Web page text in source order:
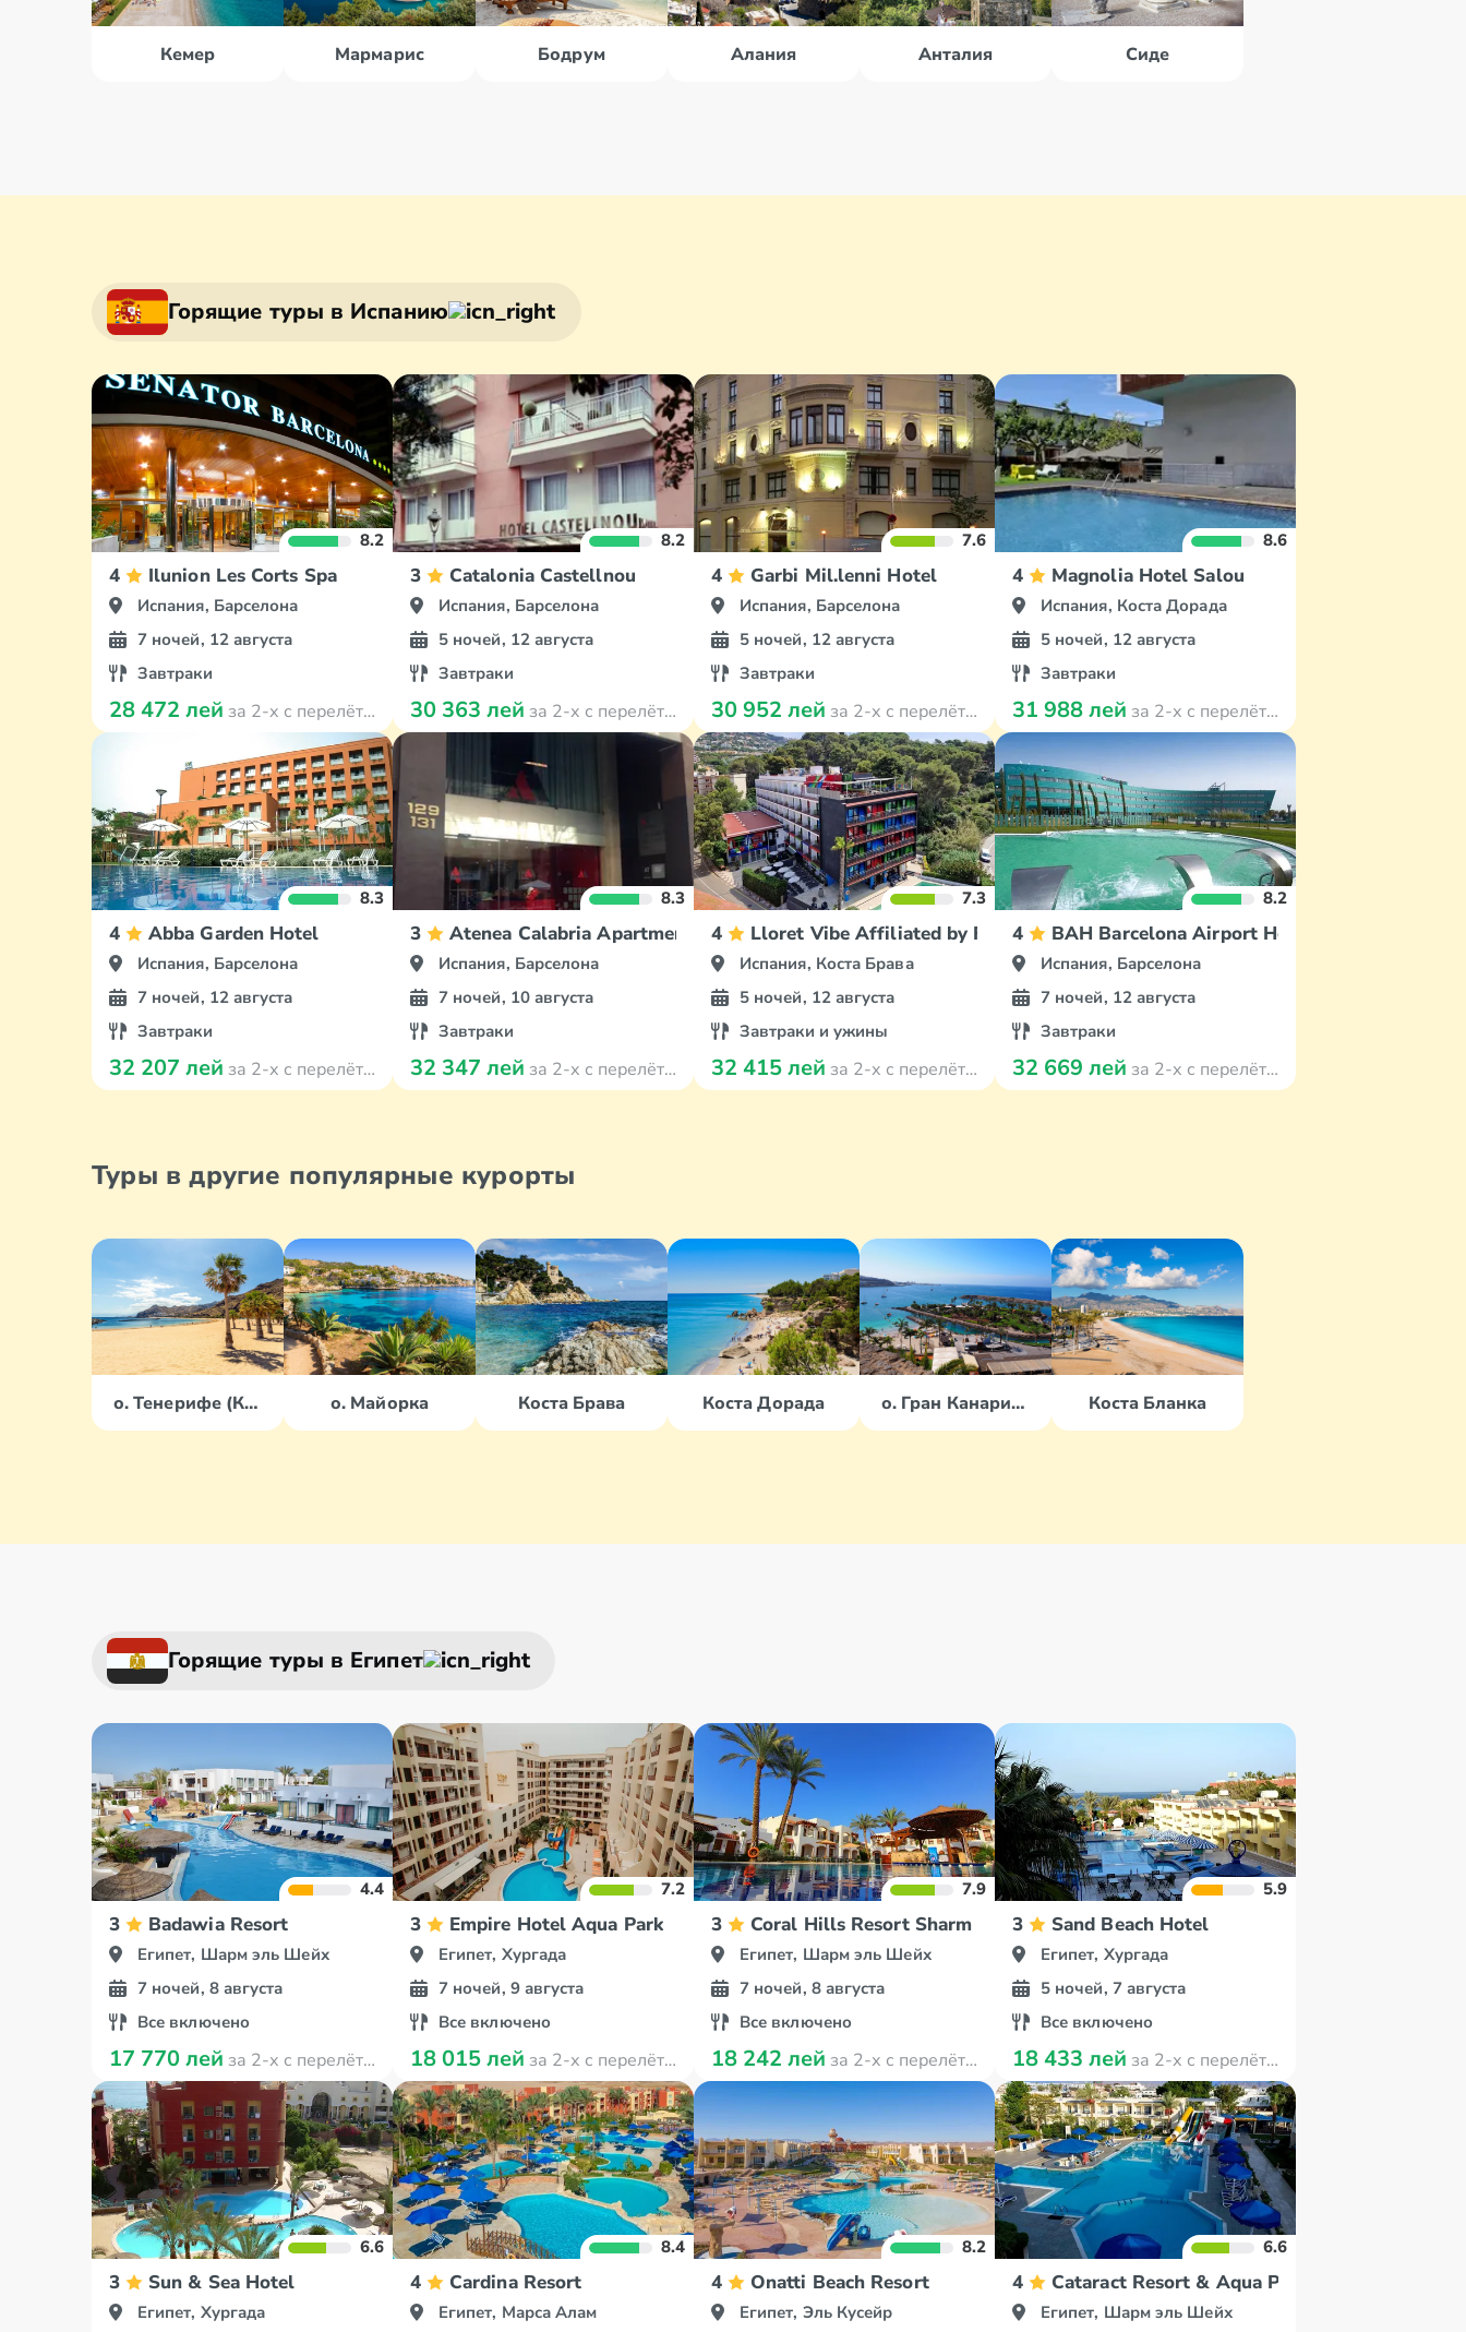
Кемер Мармарис Бодрум Алания Анталия Сиде
Горящие туры в Испанию
8.2
4 Ilunion Les Corts Spa
Испания, Барселона
7 ночей, 12 августа
Завтраки
28 472 лей за 2-х с перелётом
8.2
3 Catalonia Castellnou
Испания, Барселона
5 ночей, 12 августа
Завтраки
30 363 лей за 2-х с перелётом
7.6
4 Garbi Mil.lenni Hotel
Испания, Барселона
5 ночей, 12 августа
Завтраки
30 952 лей за 2-х с перелётом
8.6
4 Magnolia Hotel Salou
Испания, Коста Дорада
5 ночей, 12 августа
Завтраки
31 988 лей за 2-х с перелётом
8.3
4 Abba Garden Hotel
Испания, Барселона
7 ночей, 12 августа
Завтраки
32 207 лей за 2-х с перелётом
8.3
3 Atenea Calabria Apartments
Испания, Барселона
7 ночей, 10 августа
Завтраки
32 347 лей за 2-х с перелётом
7.3
4 Lloret Vibe Affiliated by FERGUS
Испания, Коста Брава
5 ночей, 12 августа
Завтраки и ужины
32 415 лей за 2-х с перелётом
8.2
4 BAH Barcelona Airport Hotel
Испания, Барселона
7 ночей, 12 августа
Завтраки
32 669 лей за 2-х с перелётом
Туры в другие популярные курорты
о. Тенерифе (Канары) о. Майорка Коста Брава Коста Дорада о. Гран Канария (Канары) Коста Бланка
Горящие туры в Египет
4.4
3 Badawia Resort
Египет, Шарм эль Шейх
7 ночей, 8 августа
Все включено
17 770 лей за 2-х с перелётом
7.2
3 Empire Hotel Aqua Park
Египет, Хургада
7 ночей, 9 августа
Все включено
18 015 лей за 2-х с перелётом
7.9
3 Coral Hills Resort Sharm El Sheikh
Египет, Шарм эль Шейх
7 ночей, 8 августа
Все включено
18 242 лей за 2-х с перелётом
5.9
3 Sand Beach Hotel
Египет, Хургада
5 ночей, 7 августа
Все включено
18 433 лей за 2-х с перелётом
6.6
3 Sun & Sea Hotel
Египет, Хургада
8.4
4 Cardina Resort
Египет, Марса Алам
8.2
4 Onatti Beach Resort
Египет, Эль Кусейр
6.6
4 Cataract Resort & Aqua Park Naama Bay
Египет, Шарм эль Шейх